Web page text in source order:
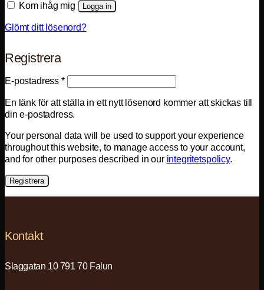
Kom ihåg mig Logga in
Glömt ditt lösenord?
Registrera
E-postadress *Obligatoriskt
En länk för att ställa in ett nytt lösenord kommer att skickas till
din e-postadress.
Your personal data will be used to support your experience
throughout this website, to manage access to your account,
and for other purposes described in our integritetspolicy.
Registrera
Kontakt
Slaggatan 10 791 70 Falun